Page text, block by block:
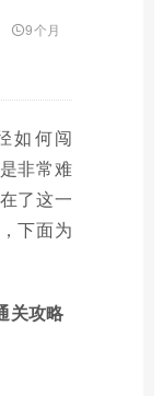
9个月
如何闯
非常难
了这一
下面为
关攻略